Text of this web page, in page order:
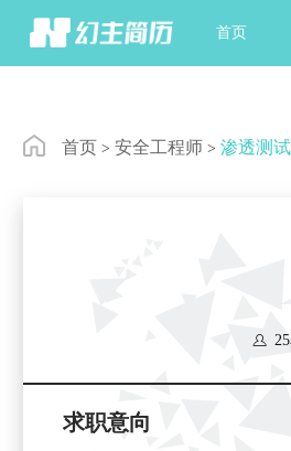
首页
首页 > 安全工程师 > 渗透测

求职意向